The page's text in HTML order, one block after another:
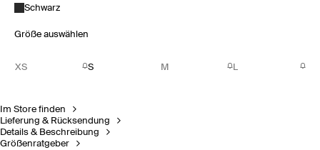
Schwarz
Größe auswählen
XS S M L
Im Store finden
Lieferung & Rücksendung
Details & Beschreibung
Größenratgeber